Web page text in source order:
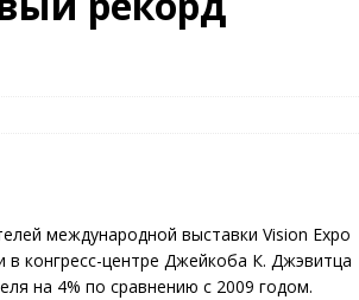
международной выставки Vision Expo
в конгресс-центре Джейкоба К. Джэвитца
нa 4% по сравнению с 2009 годом.